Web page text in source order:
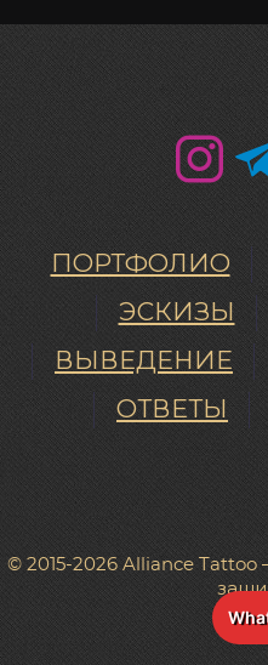
ПОРТФОЛИО
ЭСКИЗЫ
ВЫВЕДЕНИЕ
ОТВЕТЫ
© 2015-2026 Alliance Tattoo